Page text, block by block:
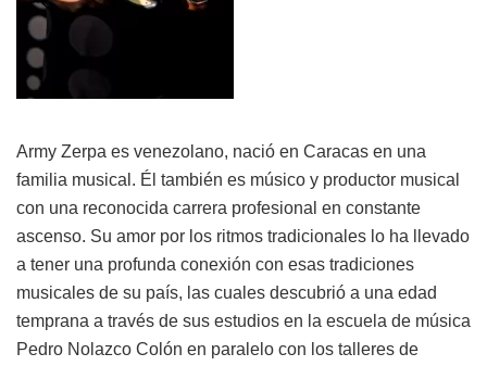
Army Zerpa es venezolano, nació en Caracas en una
familia musical. Él también es músico y productor musical
con una reconocida carrera profesional en constante
ascenso. Su amor por los ritmos tradicionales lo ha llevado
a tener una profunda conexión con esas tradiciones
musicales de su país, las cuales descubrió a una edad
temprana a través de sus estudios en la escuela de música
Pedro Nolazco Colón en paralelo con los talleres de